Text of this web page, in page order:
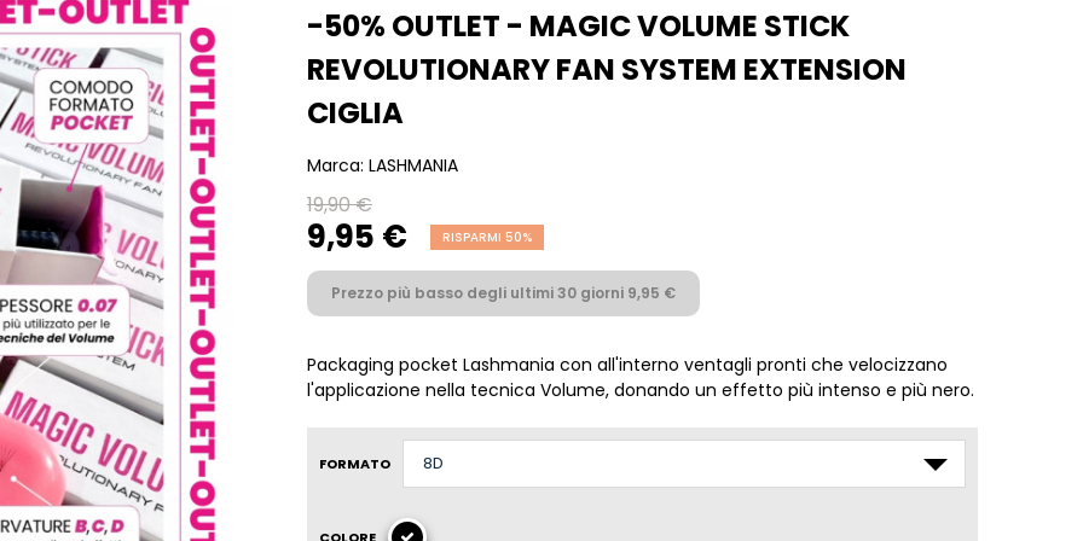
-50% OUTLET - MAGIC VOLUME STICK
REVOLUTIONARY FAN SYSTEM EXTENSION
CIGLIA
Marca: LASHMANIA
19,90 €
9,95 € RISPARMI 50%
Prezzo più basso degli ultimi 30 giorni 9,95 €
Packaging pocket Lashmania con all'interno ventagli pronti che velocizzano
l'applicazione nella tecnica Volume, donando un effetto più intenso e più nero.
FORMATO